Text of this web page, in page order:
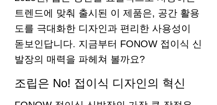
트렌드에 맞춰 출시된 이 제품은, 공간 활용
도를 극대화한 디자인과 편리한 사용성이
돋보인답니다. 지금부터 FONOW 접이식 신
발장의 매력을 파헤쳐 볼까요?
조립은 No! 접이식 디자인의 혁신